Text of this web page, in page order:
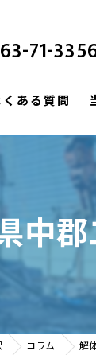
71-
くある質問
中
コラム 解